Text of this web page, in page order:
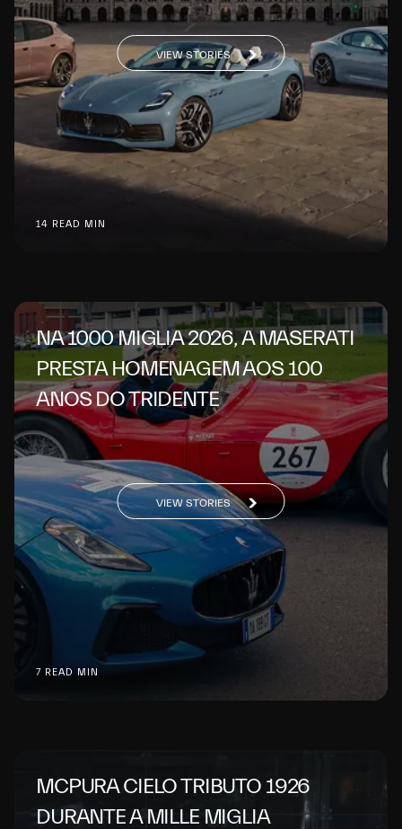
14 READ MIN
VIEW STORIES
NA 1000 MIGLIA 2026, A MASERATI
PRESTA HOMENAGEM AOS 100
ANOS DO TRIDENTE
7 READ MIN
VIEW STORIES
MCPURA CIELO TRIBUTO 1926
DURANTE A MILLE MIGLIA